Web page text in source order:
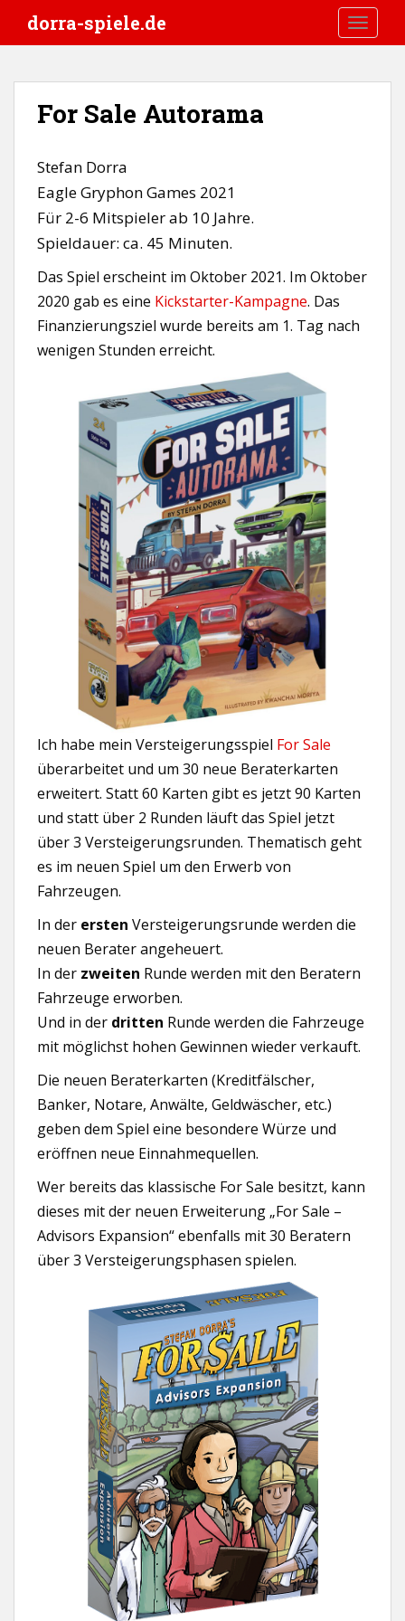
i
dorra-spiele.de
For Sale Autorama
Stefan Dorra
Eagle Gryphon Games 2021
Für 2-6 Mitspieler ab 10 Jahre.
Spieldauer: ca. 45 Minuten.
Das Spiel erscheint im Oktober 2021. Im Oktober
2020 gab es eine Kickstarter-Kampagne. Das
Finanzierungsziel wurde bereits am 1. Tag nach
wenigen Stunden erreicht.
Ich habe mein Versteigerungsspiel For Sale
überarbeitet und um 30 neue Beraterkarten
erweitert. Statt 60 Karten gibt es jetzt 90 Karten
und statt über 2 Runden läuft das Spiel jetzt
über 3 Versteigerungsrunden. Thematisch geht
es im neuen Spiel um den Erwerb von
Fahrzeugen.
In der ersten Versteigerungsrunde werden die
neuen Berater angeheuert.
In der zweiten Runde werden mit den Beratern
Fahrzeuge erworben.
Und in der dritten Runde werden die Fahrzeuge
mit möglichst hohen Gewinnen wieder verkauft.
Die neuen Beraterkarten (Kreditfälscher,
Banker, Notare, Anwälte, Geldwäscher, etc.)
geben dem Spiel eine besondere Würze und
eröffnen neue Einnahmequellen.
Wer bereits das klassische For Sale besitzt, kann
dieses mit der neuen Erweiterung „For Sale –
Advisors Expansion“ ebenfalls mit 30 Beratern
über 3 Versteigerungsphasen spielen.